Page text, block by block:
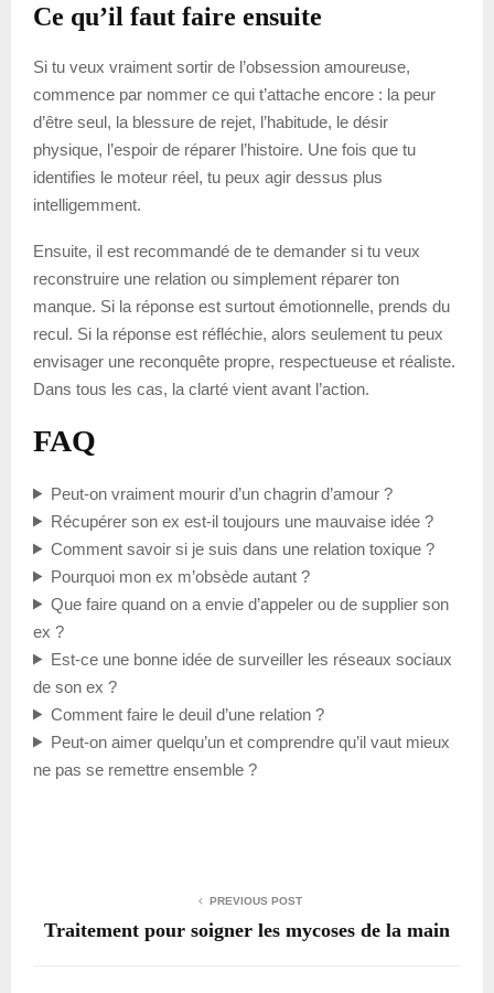
Ce qu’il faut faire ensuite
Si tu veux vraiment sortir de l’obsession amoureuse,
commence par nommer ce qui t’attache encore : la peur
d’être seul, la blessure de rejet, l’habitude, le désir
physique, l’espoir de réparer l’histoire. Une fois que tu
identifies le moteur réel, tu peux agir dessus plus
intelligemment.
Ensuite, il est recommandé de te demander si tu veux
reconstruire une relation ou simplement réparer ton
manque. Si la réponse est surtout émotionnelle, prends du
recul. Si la réponse est réfléchie, alors seulement tu peux
envisager une reconquête propre, respectueuse et réaliste.
Dans tous les cas, la clarté vient avant l’action.
FAQ
Peut-on vraiment mourir d’un chagrin d’amour ?
Récupérer son ex est-il toujours une mauvaise idée ?
Comment savoir si je suis dans une relation toxique ?
Pourquoi mon ex m’obsède autant ?
Que faire quand on a envie d’appeler ou de supplier son
ex ?
Est-ce une bonne idée de surveiller les réseaux sociaux
de son ex ?
Comment faire le deuil d’une relation ?
Peut-on aimer quelqu’un et comprendre qu’il vaut mieux
ne pas se remettre ensemble ?
PREVIOUS POST
Traitement pour soigner les mycoses de la main